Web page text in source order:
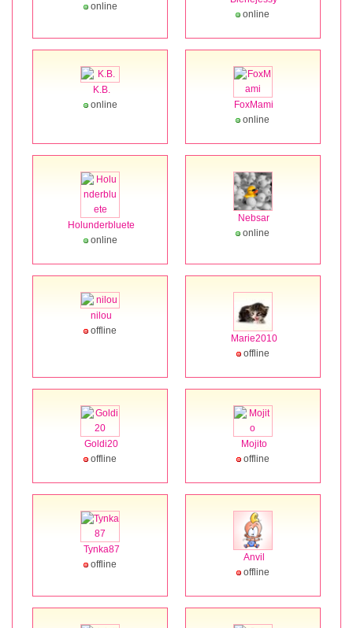
online
online
K.B.
online
FoxMami
online
Holunderbluete
online
Nebsar
online
nilou
offline
Marie2010
offline
Goldi20
offline
Mojito
offline
Tynka87
offline
Anvil
offline